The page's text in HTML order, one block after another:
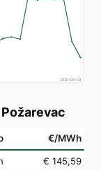
2026-08-09
Požarevac
€/MWh
€ 145,59